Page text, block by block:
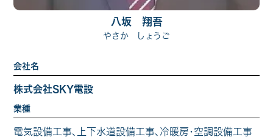
八坂 翔吾
やさか しょうご
会社名
株式会社SKY電設
業種
電気設備工事､上下水道設備工事､冷暖房･空調設備工事